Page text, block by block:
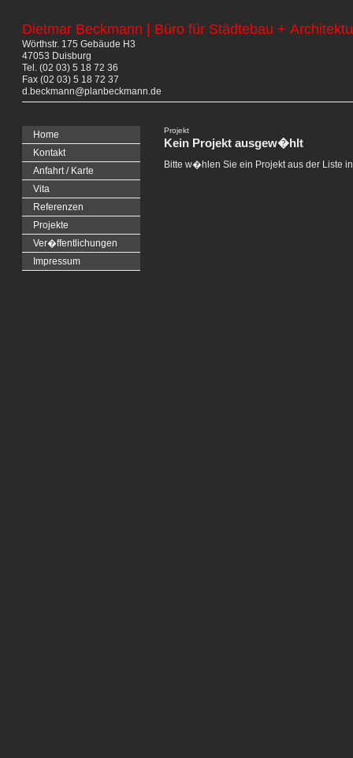
Dietmar Beckmann | Büro für Städtebau +
Wörthstr. 175 Gebäude H3
47053 Duisburg
Tel. (02 03) 5 18 72 36
Fax (02 03) 5 18 72 37
d.beckmann@planbeckmann.de
Home
Kontakt
Anfahrt / Karte
Vita
Referenzen
Projekte
Ver�ffentlichungen
Impressum
Projekt
Kein Projekt ausgew�hlt
Bitte w�hlen Sie ein Projekt aus der Liste